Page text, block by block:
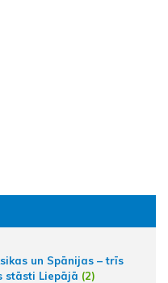
un Spānijas – trīs
stāsti Liepājā (2)